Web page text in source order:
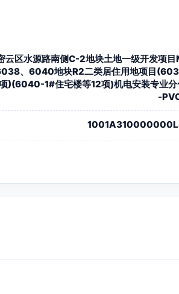
云区水源路南侧C-2地块土地一级开发项
、6040地块R2二类居住用地项目
)(6040-1#住宅楼等12项)机电安装专业
-